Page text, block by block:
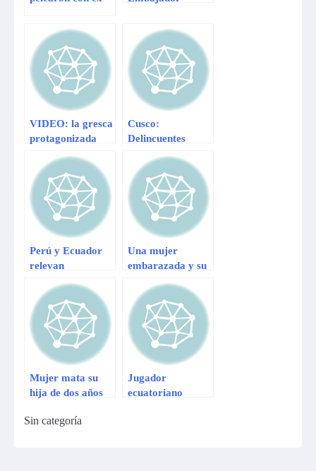
Ecuador también
fueron
denunciadas
fue agredido y
maltratado por
dos mujeres
VIDEO: la gresca
protagonizada
ecuatoriano y dos
mujeres
Cusco:
Delincuentes
embajador
peruano en Cuba
Perú y Ecuador
relevan
superar impasse
Una mujer
embarazada y su
fueron degolladas
en Barranca
Mujer mata su
hija de dos años
seguir con su vida
Jugador
ecuatoriano
Sin categoría